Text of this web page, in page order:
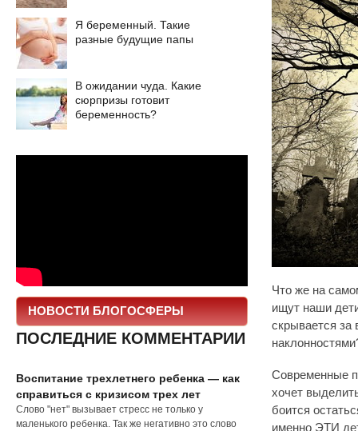
Я беременный. Такие
разные будущие папы
В ожидании чуда. Какие
сюрпризы готовит
беременность?
НОВОСТИ БЛОГОСФЕРЫ
ПОСЛЕДНИЕ КОММЕНТАРИИ
Воспитание трехлетнего ребенка — как
справиться с кризисом трех лет
Слово "нет" вызывает стресс не только у
маленького ребенка. Так же негативно это слово
Что же на
ищут наши
скрывается
Современные
хочет
боится
именно ЭТИ